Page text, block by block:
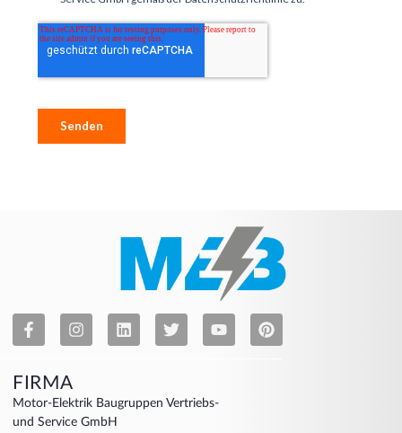
FIRMA
Motor-Elektrik Baugruppen Vertriebs-
und Service GmbH